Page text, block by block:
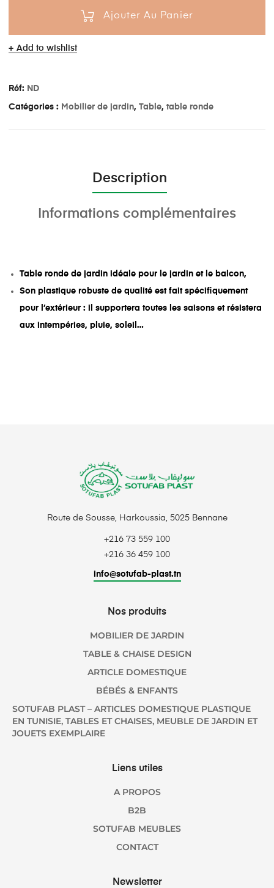
Ajouter Au Panier
Add to wishlist
Réf: ND
Catégories : Mobilier de jardin, Table, table ronde
Description
Informations complémentaires
Table ronde de jardin idéale pour le jardin et le balcon,
Son plastique robuste de qualité est fait spécifiquement
pour l’extérieur : il supportera toutes les saisons et résistera
aux intempéries, pluie, soleil…
Route de Sousse, Harkoussia, 5025 Bennane
+216 73 559 100
+216 36 459 100
info@sotufab-plast.tn
Nos produits
MOBILIER DE JARDIN
TABLE & CHAISE DESIGN
ARTICLE DOMESTIQUE
BÉBÉS & ENFANTS
SOTUFAB PLAST – ARTICLES DOMESTIQUE PLASTIQUE
EN TUNISIE, TABLES ET CHAISES, MEUBLE DE JARDIN ET
JOUETS EXEMPLAIRE
Liens utiles
A PROPOS
B2B
SOTUFAB MEUBLES
CONTACT
Newsletter